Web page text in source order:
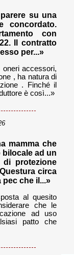
su una
concordato.
con
Il contratto
per...»
oneri accessori,
, ha natura di
. Finché il
è così...»
mamma che
ad un
protezione
circa
che il...»
al quesito
che le
ad uso
patto che